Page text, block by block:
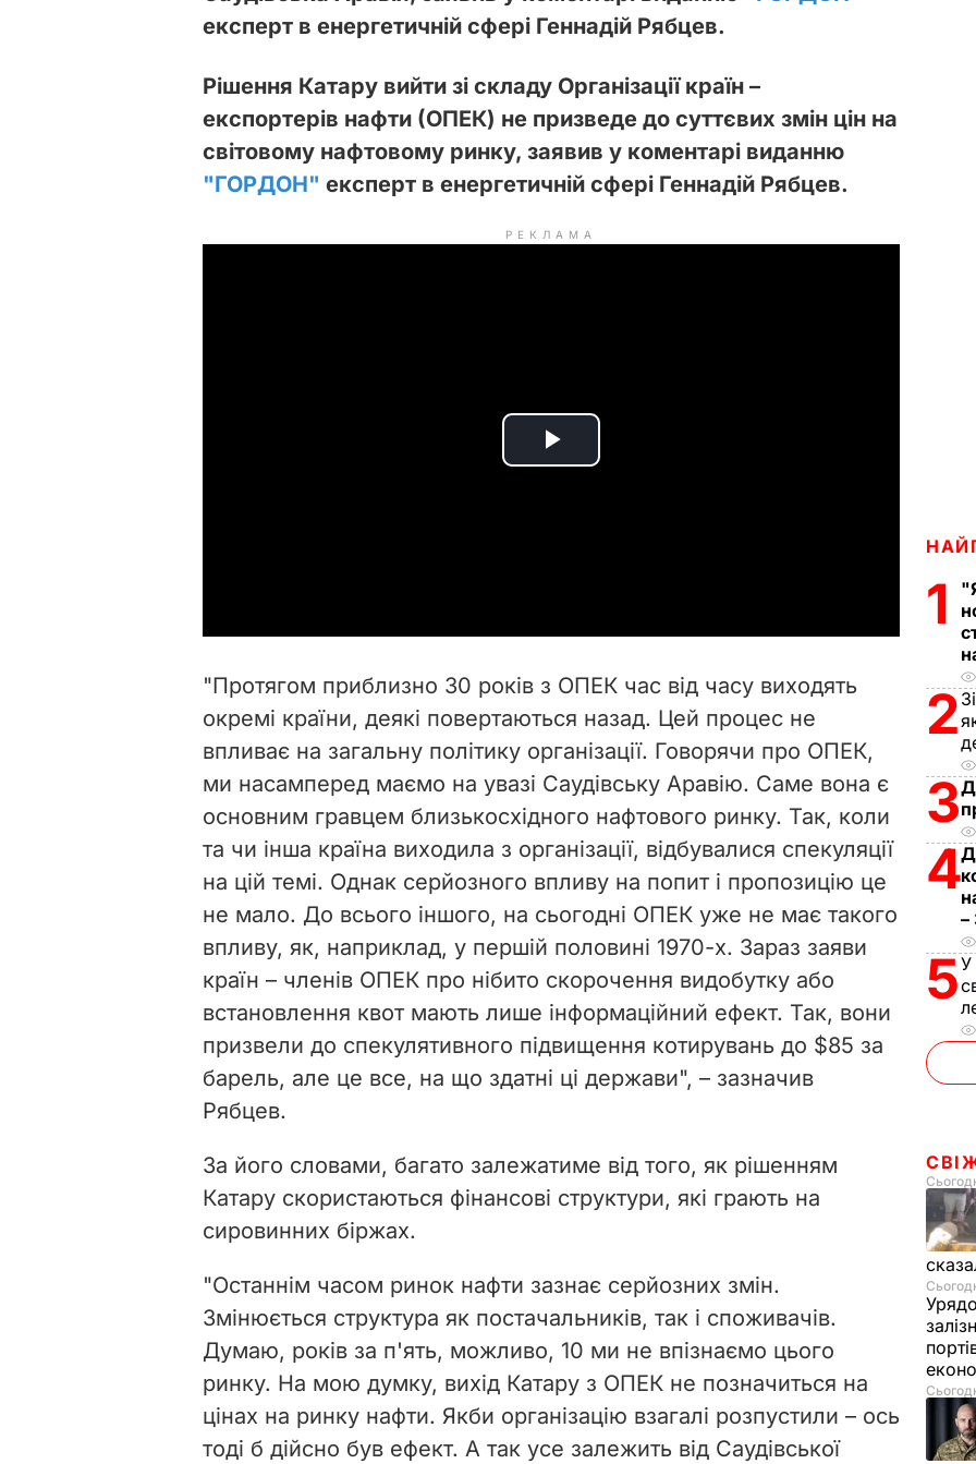
експерт в енергетичній сфері Геннадій Рябцев.
Рішення Катару вийти зі складу Організації країн –
експортерів нафти (ОПЕК) не призведе до суттєвих змін цін на
світовому нафтовому ринку, заявив у коментарі виданню
"ГОРДОН" експерт в енергетичній сфері Геннадій Рябцев.
РЕКЛАМА
P
i
d
e
o
"Протягом приблизно 30 років з ОПЕК час від часу виходять
окремі країни, деякі повертаються назад. Цей процес не
впливає на загальну політику організації. Говорячи про ОПЕК,
ми насамперед маємо на увазі Саудівську Аравію. Саме вона є
основним гравцем близькосхідного нафтового ринку. Так, коли
та чи інша країна виходила з організації, відбувалися спекуляції
на цій темі. Однак серйозного впливу на попит і пропозицію це
не мало. До всього іншого, на сьогодні ОПЕК уже не має такого
впливу, як, наприклад, у першій половині 1970-х. Зараз заяви
країн – членів ОПЕК про нібито скорочення видобутку або
встановлення квот мають лише інформаційний ефект. Так, вони
призвели до спекулятивного підвищення котирувань до $85 за
барель, але це все, на що здатні ці держави", – зазначив
Рябцев.
За його словами, багато залежатиме від того, як рішенням
Катару скористаються фінансові структури, які грають на
сировинних біржах.
"Останнім часом ринок нафти зазнає серйозних змін.
Змінюється структура як постачальників, так і споживачів.
Думаю, років за п'ять, можливо, 10 ми не впізнаємо цього
ринку. На мою думку, вихід Катару з ОПЕК не позначиться на
цінах на ринку нафти. Якби організацію взагалі розпустили – ось
тоді б дійсно був ефект. А так усе залежить від Саудівської
1
2
3
4
–
5У